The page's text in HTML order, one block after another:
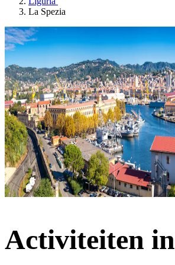
La Spezia
Activiteiten